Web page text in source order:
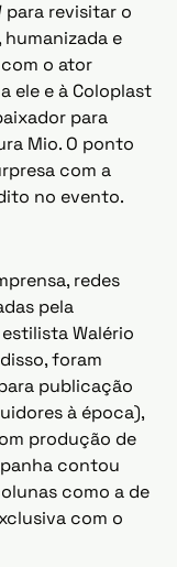
para revisitar o
e
o ator
ele e à Coloplast
para
Mio. O ponto
com a
no evento.
redes
pela
Walério
foram
publicação
à época),
produção de
contou
como a de
com o